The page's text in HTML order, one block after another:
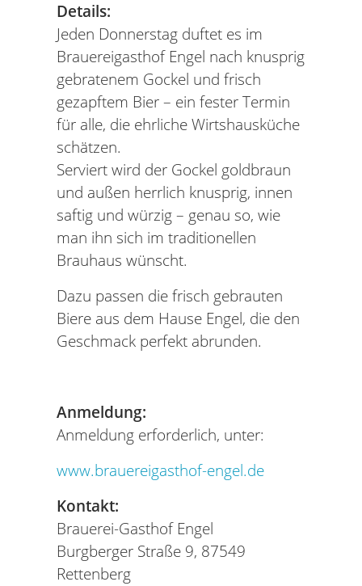
Details:
Jeden Donnerstag duftet es im
Brauereigasthof Engel nach knusprig
gebratenem Gockel und frisch
gezapftem Bier – ein fester Termin
für alle, die ehrliche Wirtshausküche
schätzen.
Serviert wird der Gockel goldbraun
und außen herrlich knusprig, innen
saftig und würzig – genau so, wie
man ihn sich im traditionellen
Brauhaus wünscht.
Dazu passen die frisch gebrauten
Biere aus dem Hause Engel, die den
Geschmack perfekt abrunden.
Anmeldung:
Anmeldung erforderlich, unter:
www.brauereigasthof-engel.de
Kontakt:
Brauerei-Gasthof Engel
Burgberger Straße 9, 87549
Rettenberg